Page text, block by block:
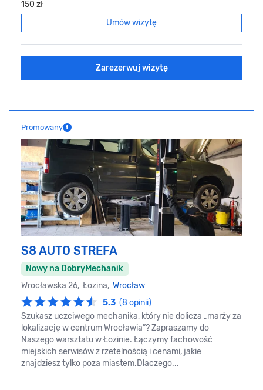
150 zł
Umów wizytę
Zarezerwuj wizytę
Promowany
S8 AUTO STREFA
Nowy na DobryMechanik
Wrocławska 26, Łozina, Wrocław
5.3 (8 opinii)
Szukasz uczciwego mechanika, który nie dolicza „marży za
lokalizację w centrum Wrocławia”? Zapraszamy do
Naszego warsztatu w Łozinie. Łączymy fachowość
miejskich serwisów z rzetelnością i cenami, jakie
znajdziesz tylko poza miastem.Dlaczego...